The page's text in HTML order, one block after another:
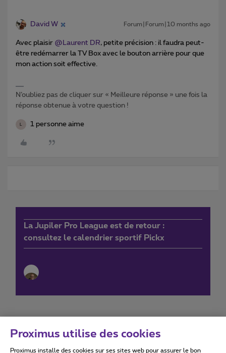
David W Forum|Forum|10 months ago
Avec plaisir ​ @Laurent DR, petite précision : il faudra peut-
être redémarrer la TV Box avec le bouton arrière pour que
mon action soit effective.
N’oubliez pas de cliquer sur « Meilleure réponse » une fois la
réponse obtenue à votre question !
1 personne aime
La Jupiler Pro League est de retour :
consultez le calendrier sportif Pickx
Proximus utilise des cookies
Proximus installe des cookies sur ses sites web pour assurer le bon